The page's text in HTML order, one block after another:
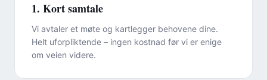
1. Kort samtale
Vi avtaler et møte og kartlegger behovene dine.
Helt uforpliktende – ingen kostnad før vi er enige
om veien videre.